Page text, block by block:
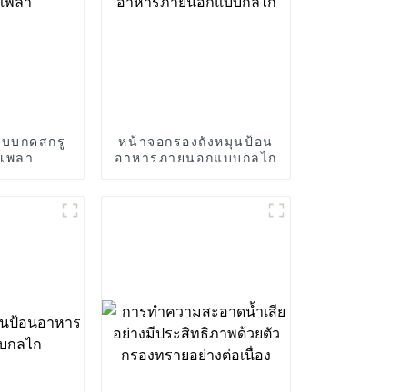
บกดสกรู
พลา
หน้าจอกรองถังหมุนป้อน
อาหารภายนอกแบบกลไก